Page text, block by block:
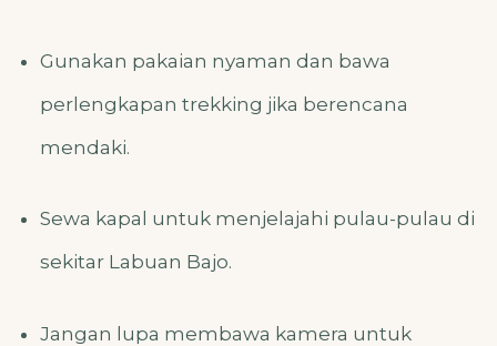
Gunakan pakaian nyaman dan bawa
perlengkapan trekking jika berencana
mendaki.
Sewa kapal untuk menjelajahi pulau-pulau di
sekitar Labuan Bajo.
Jangan lupa membawa kamera untuk